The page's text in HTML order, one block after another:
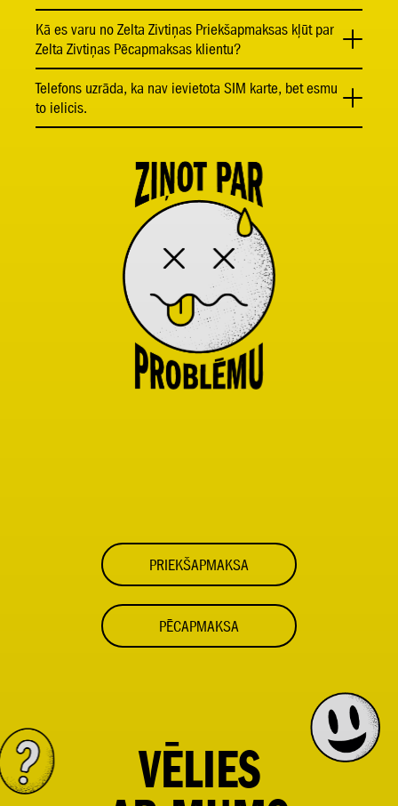
Kā es varu no Zelta Zivtiņas Priekšapmaksas kļūt par
Zelta Zivtiņas Pēcapmaksas klientu?
Telefons uzrāda, ka nav ievietota SIM karte, bet esmu
to ielicis.
PRIEKŠAPMAKSA
PĒCAPMAKSA
VĒLIES